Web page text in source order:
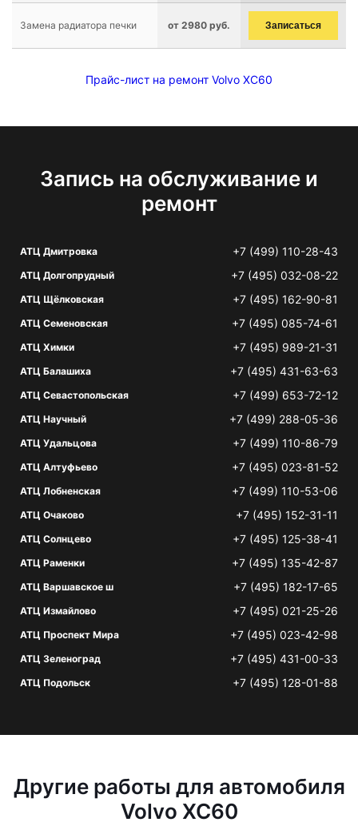
Замена радиатора печки от 2980 руб. Записаться
Прайс-лист на ремонт Volvo XC60
Запись на обслуживание и
ремонт
АТЦ Дмитровка +7 (499) 110-28-43
АТЦ Долгопрудный +7 (495) 032-08-22
АТЦ Щёлковская +7 (495) 162-90-81
АТЦ Семеновская +7 (495) 085-74-61
АТЦ Химки +7 (495) 989-21-31
АТЦ Балашиха +7 (495) 431-63-63
АТЦ Севастопольская +7 (499) 653-72-12
АТЦ Научный +7 (499) 288-05-36
АТЦ Удальцова +7 (499) 110-86-79
АТЦ Алтуфьево +7 (495) 023-81-52
АТЦ Лобненская +7 (499) 110-53-06
АТЦ Очаково +7 (495) 152-31-11
АТЦ Солнцево +7 (495) 125-38-41
АТЦ Раменки +7 (495) 135-42-87
АТЦ Варшавское ш +7 (495) 182-17-65
АТЦ Измайлово +7 (495) 021-25-26
АТЦ Проспект Мира +7 (495) 023-42-98
АТЦ Зеленоград +7 (495) 431-00-33
АТЦ Подольск +7 (495) 128-01-88
Другие работы для автомобиля
Volvo XC60